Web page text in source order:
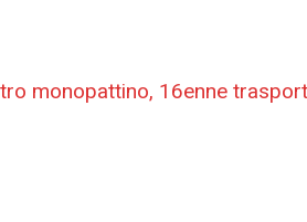
monopattino, 16enne